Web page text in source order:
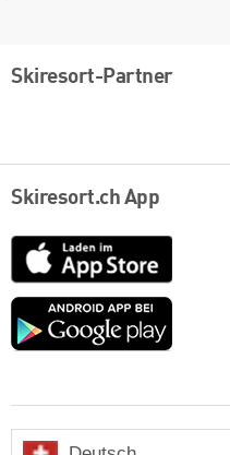
Skiresort-Partner
Skiresort.ch App
App
Store
Google